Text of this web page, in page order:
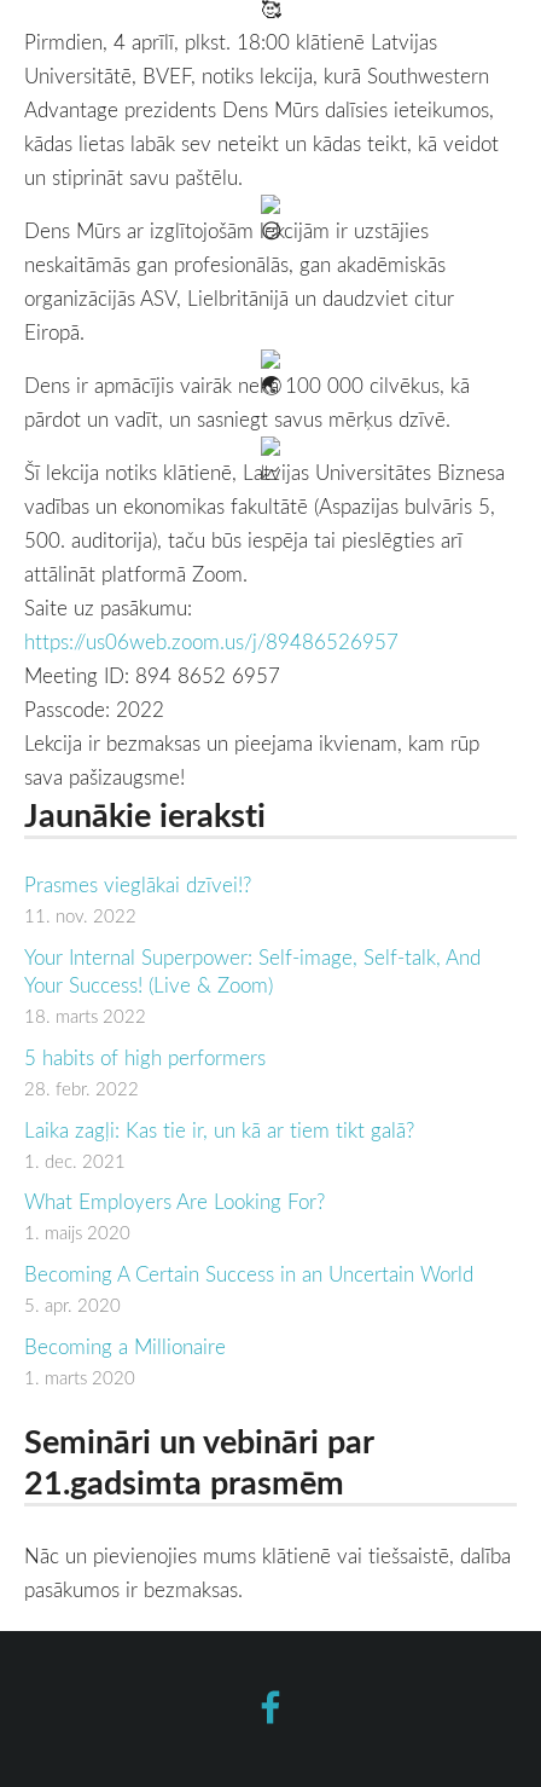
Jaunākie ieraksti
Prasmes vieglākai dzīvei!?
11. nov. 2022
Your Internal Superpower: Self-image, Self-talk, And
Your Success! (Live & Zoom)
18. marts 2022
5 habits of high performers
28. febr. 2022
Laika zagļi: Kas tie ir, un kā ar tiem tikt galā?
1. dec. 2021
What Employers Are Looking For?
1. maijs 2020
Becoming A Certain Success in an Uncertain World
5. apr. 2020
Becoming a Millionaire
1. marts 2020
Semināri un vebināri par
21.gadsimta prasmēm
Nāc un pievienojies mums klātienē vai tiešsaistē, dalība
pasākumos ir bezmaksas.
Pirmdien, 4 aprīlī, plkst. 18:00 klātienē Latvijas
Universitātē, BVEF, notiks lekcija, kurā Southwestern
Advantage prezidents Dens Mūrs dalīsies ieteikumos,
kādas lietas labāk sev neteikt un kādas teikt, kā veidot
un stiprināt savu paštēlu.
Dens Mūrs ar izglītojošām lekcijām ir uzstājies
neskaitāmās gan profesionālās, gan akadēmiskās
organizācijās ASV, Lielbritānijā un daudzviet citur
Eiropā.
Dens ir apmācījis vairāk nekā 100 000 cilvēkus, kā
pārdot un vadīt, un sasniegt savus mērķus dzīvē.
Šī lekcija notiks klātienē, Latvijas Universitātes Biznesa
vadības un ekonomikas fakultātē (Aspazijas bulvāris 5,
500. auditorija), taču būs iespēja tai pieslēgties arī
attālināt platformā Zoom.
Saite uz pasākumu:
https://us06web.zoom.us/j/89486526957
Meeting ID: 894 8652 6957
Passcode: 2022
Lekcija ir bezmaksas un pieejama ikvienam, kam rūp
sava pašizaugsme!